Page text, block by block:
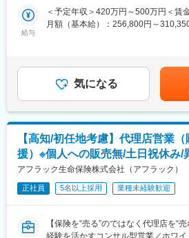
また原付での営業活動が基本のため
できるようサポートします。
段階的に成長可能。ほかにもキャリ
野への挑戦など、多彩なキャリアが
■モデル年収
主任：450～670万円（在職最年少26
万円（在職最年少30歳）
課長・担当課長：690～850万円（在
800～1,000万円超（在職最年少37歳）
変更の範囲：会社の定める業務
で、企業とその従業員の安心を支え
です。
・企業経営者との相談・ニーズヒアリ
・保険契約の見直しや更新手続きの
■組織体制：
かんぽ生命の法人営業部門は全国82支
店を構えております。チームワークを
とりが自分の強みを活かしてお客さま
す。未経験の方も安心してスタートで
リキュラムとサポート体制を整えてい
■キャリアパス：
お客さまサービスの質を高めるキャ
給与
＜予定年収＞420万円～500万円＜賃
月額（基本給）：256,800円～
当、都市部に勤務する社員に対する
内規程に基づき決定します。■昇給：
あくまでも目安の金額であり、選考を
ります。月給(月額)は固定手当を含め
気になる
【高知/初任地考慮】代理店営業
援）※個人への販売無/土日祝休み/
アフラック生命保険株式会社（アフラック）
正社員 5名以上採用 業種未経験歓迎
【保険を“売る”のではなく代理店を“
経験を活かすコンサル型営業／ホワイ